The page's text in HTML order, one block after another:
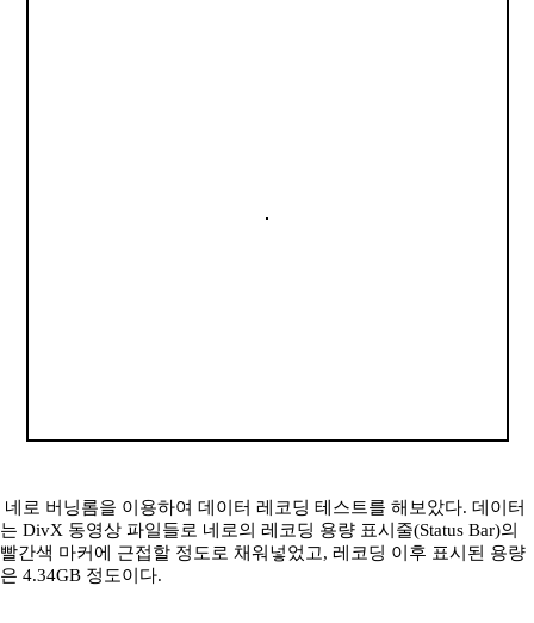
네로 버닝롬을 이용하여 데이터 레코딩 테스트를 해보았다. 데이터
는 DivX 동영상 파일들로 네로의 레코딩 용량 표시줄(Status Bar)의
빨간색 마커에 근접할 정도로 채워넣었고, 레코딩 이후 표시된 용량
은 4.34GB 정도이다.